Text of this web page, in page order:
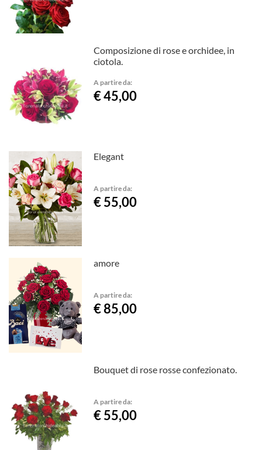
Composizione di rose e orchidee, in
ciotola.
A partire da:
€ 45,00
Elegant
A partire da:
€ 55,00
amore
A partire da:
€ 85,00
Bouquet di rose rosse confezionato.
A partire da:
€ 55,00